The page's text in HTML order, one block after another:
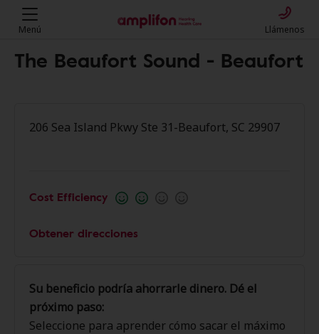
Menú Llámenos
The Beaufort Sound - Beaufort
206 Sea Island Pkwy Ste 31-Beaufort, SC 29907
Cost Efficiency
Obtener direcciones
Su beneficio podría ahorrarle dinero. Dé el
próximo paso:
Seleccione para aprender cómo sacar el máximo